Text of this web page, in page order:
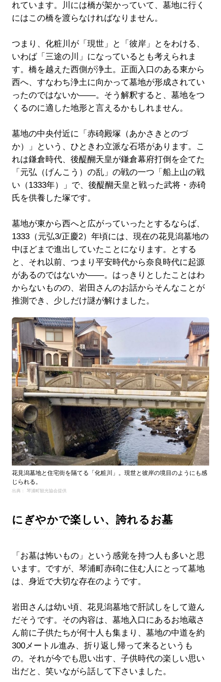
れています。川には橋が架かっていて、墓地に行く
にはこの橋を渡らなければなりません。
つまり、化粧川が「現世」と「彼岸」とをわける、
いわば「三途の川」になっているとも考えられま
す。橋を越えた西側が浄土。正面入口のある東から
西へ、すなわち浄土に向かって墓地が形成されてい
ったのではないか――。そう解釈すると、墓地をつ
くるのに適した地形と言えるかもしれません。
墓地の中央付近に「赤碕殿塚（あかさきとのづ
か）」という、ひときわ立派な石塔があります。こ
れは鎌倉時代、後醍醐天皇が鎌倉幕府打倒を企てた
「元弘（げんこう）の乱」の戦の一つ「船上山の戦
い（1333年）」で、後醍醐天皇と戦った武将・赤碕
氏を供養した塚です。
墓地が東から西へと広がっていったとするならば、
1333（元弘3/正慶2）年頃には、現在の花見潟墓地の
中ほどまで進出していたことになります。とする
と、それ以前、つまり平安時代から奈良時代に起源
があるのではないか――。はっきりとしたことはわ
からないものの、岩田さんのお話からそんなことが
推測でき、少しだけ謎が解けました。
花見潟墓地と住宅街を隔てる「化粧川」。現世と彼岸の境目のようにも感
じられる。
出典： 琴浦町観光協会提供
にぎやかで楽しい、誇れるお墓
「お墓は怖いもの」という感覚を持つ人も多いと思
います。ですが、琴浦町赤碕に住む人にとって墓地
は、身近で大切な存在のようです。
岩田さんは幼い頃、花見潟墓地で肝試しをして遊ん
だそうです。その内容は、墓地入口にあるお地蔵さ
ん前に子供たちが何十人も集まり、墓地の中道を約
300メートル進み、折り返し帰って来るというも
の。それが今でも思い出す、子供時代の楽しい思い
出だと、笑いながら話して下さいました。